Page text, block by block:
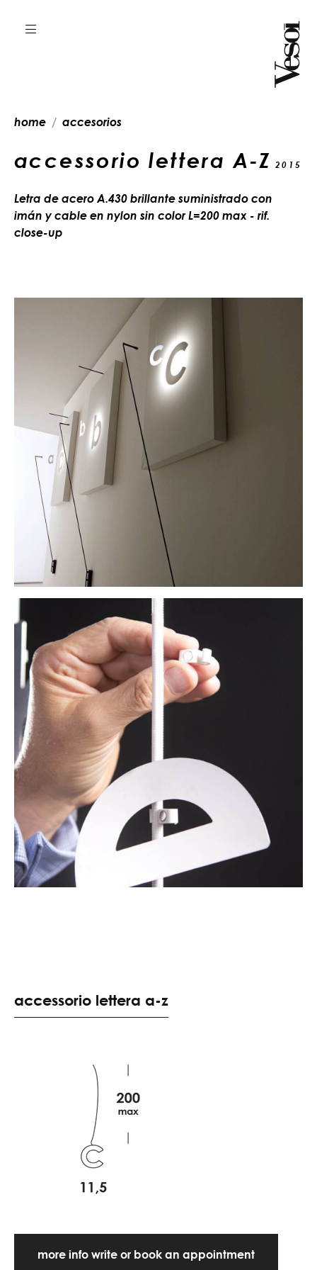
home accesorios
accessorio lettera A-Z 2015
Letra de acero A.430 brillante suministrado con
imán y cable en nylon sin color L=200 max - rif.
close-up
accessorio lettera a-z
more info write or book an appointment